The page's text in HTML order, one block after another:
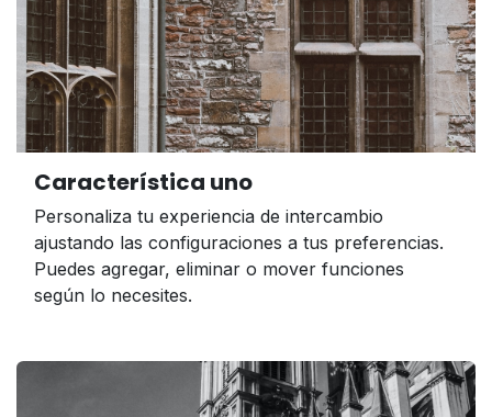
Característica uno
Personaliza tu experiencia de intercambio
ajustando las configuraciones a tus preferencias.
Puedes agregar, eliminar o mover funciones
según lo necesites.